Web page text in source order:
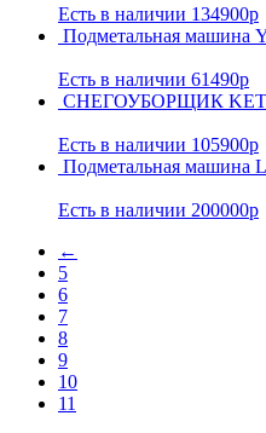
Есть в наличии 134900р
Подметальная машина
Есть в наличии 61490р
СНЕГОУБОРЩИК
Есть в наличии 105900р
Подметальная машина
Есть в наличии 200000р
←
5
6
7
8
9
10
11